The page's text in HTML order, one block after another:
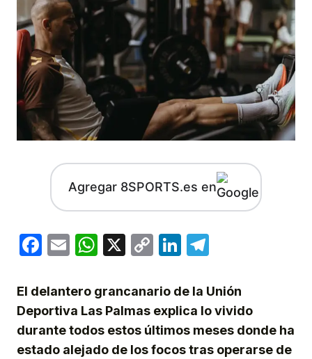
Agregar 8SPORTS.es en
Facebook
EmailWhatsApp
X
CopyLinkedIn
El delantero grancanario de la Unión
Deportiva Las Palmas explica lo vivido
durante todos estos últimos meses donde ha
estado alejado de los focos tras operarse de